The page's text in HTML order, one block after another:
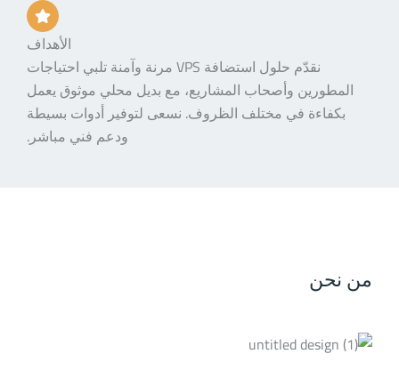
الأهداف
نقدّم حلول استضافة VPS مرنة وآمنة تلبي احتياجات
المطورين وأصحاب المشاريع، مع بديل محلي موثوق يعمل
بكفاءة في مختلف الظروف. نسعى لتوفير أدوات بسيطة
ودعم فني مباشر.
من نحن